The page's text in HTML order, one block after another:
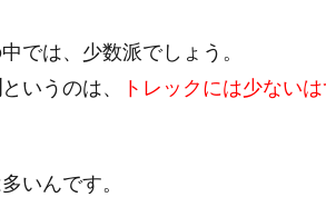
では、少数派でしょう。
というのは、 トレックには少ない
いんです。